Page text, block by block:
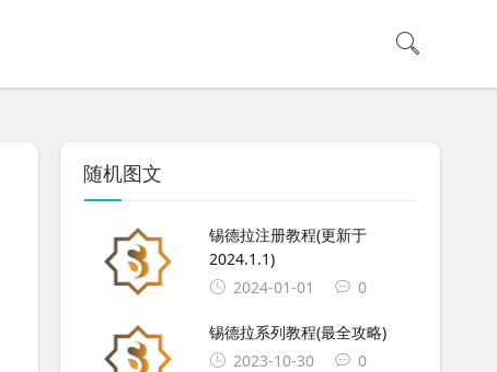
随机图文
锡德拉注册教程(更新于
2024.1.1)
2024-01-01
0
锡德拉系列教程(最全攻略)
2023-10-30
0